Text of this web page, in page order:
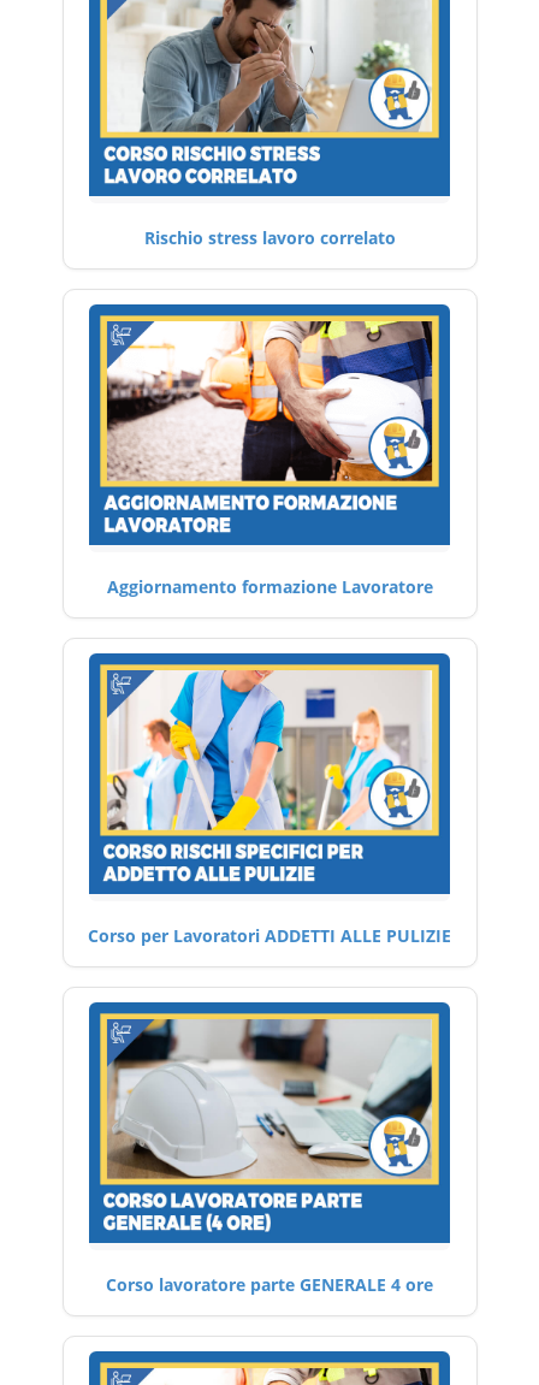
Rischio stress lavoro correlato
Aggiornamento formazione Lavoratore
Corso per Lavoratori ADDETTI ALLE PULIZIE
Corso lavoratore parte GENERALE 4 ore